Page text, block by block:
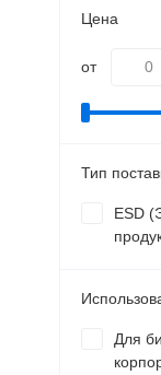
Цена
от
Тип
ESD
Для